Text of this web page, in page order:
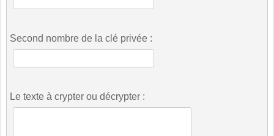
Second nombre de la clé privée :
Le texte à crypter ou décrypter :